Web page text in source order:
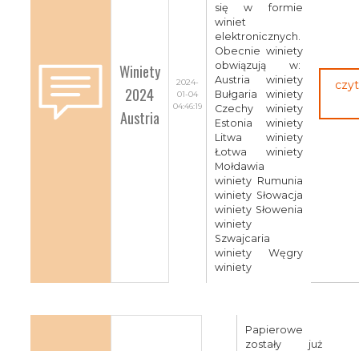
Winiety
2024
Austria
2024-
01-04
04:46:19
się w formie
winiet
elektronicznych.
Obecnie winiety
obwiązują w:
Austria winiety
Bułgaria winiety
Czechy winiety
Estonia winiety
Litwa winiety
Łotwa winiety
Mołdawia
winiety Rumunia
winiety Słowacja
winiety Słowenia
winiety
Szwajcaria
winiety Węgry
winiety
Papierowe
zostały już